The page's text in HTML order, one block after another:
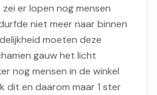
er lopen nog mensen
niet meer naar binnen
moeten deze
gauw het licht
nog mensen in de winkel
dit en daarom maar 1 ster